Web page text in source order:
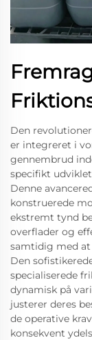
Den
er integreret i
gennembrud
specifikt
Denne
konstruerede
ekstremt tynd
overflader og
samtidig med at
Den
specialiserede
dynamisk på
justerer deres
de operative
konsekvent